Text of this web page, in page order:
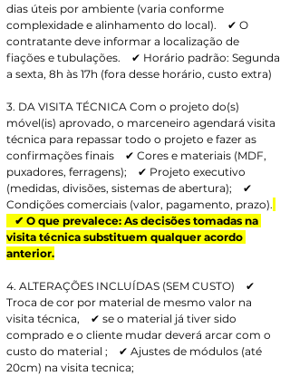
dias úteis por ambiente (varia conforme
complexidade e alinhamento do local).    ✔ O
contratante deve informar a localização de
fiações e tubulações.    ✔ Horário padrão: Segunda
a sexta, 8h às 17h (fora desse horário, custo extra)
3. DA VISITA TÉCNICA Com o projeto do(s)
móvel(is) aprovado, o marceneiro agendará visita
técnica para repassar todo o projeto e fazer as
confirmações finais    ✔ Cores e materiais (MDF,
puxadores, ferragens);    ✔ Projeto executivo
(medidas, divisões, sistemas de abertura);    ✔
Condições comerciais (valor, pagamento, prazo).
visita técnica substituem qualquer acordo
anterior.
4. ALTERAÇÕES INCLUÍDAS (SEM CUSTO)    ✔
Troca de cor por material de mesmo valor na
visita técnica,    ✔ se o material já tiver sido
comprado e o cliente mudar deverá arcar com o
custo do material ;    ✔ Ajustes de módulos (até
20cm) na visita tecnica;